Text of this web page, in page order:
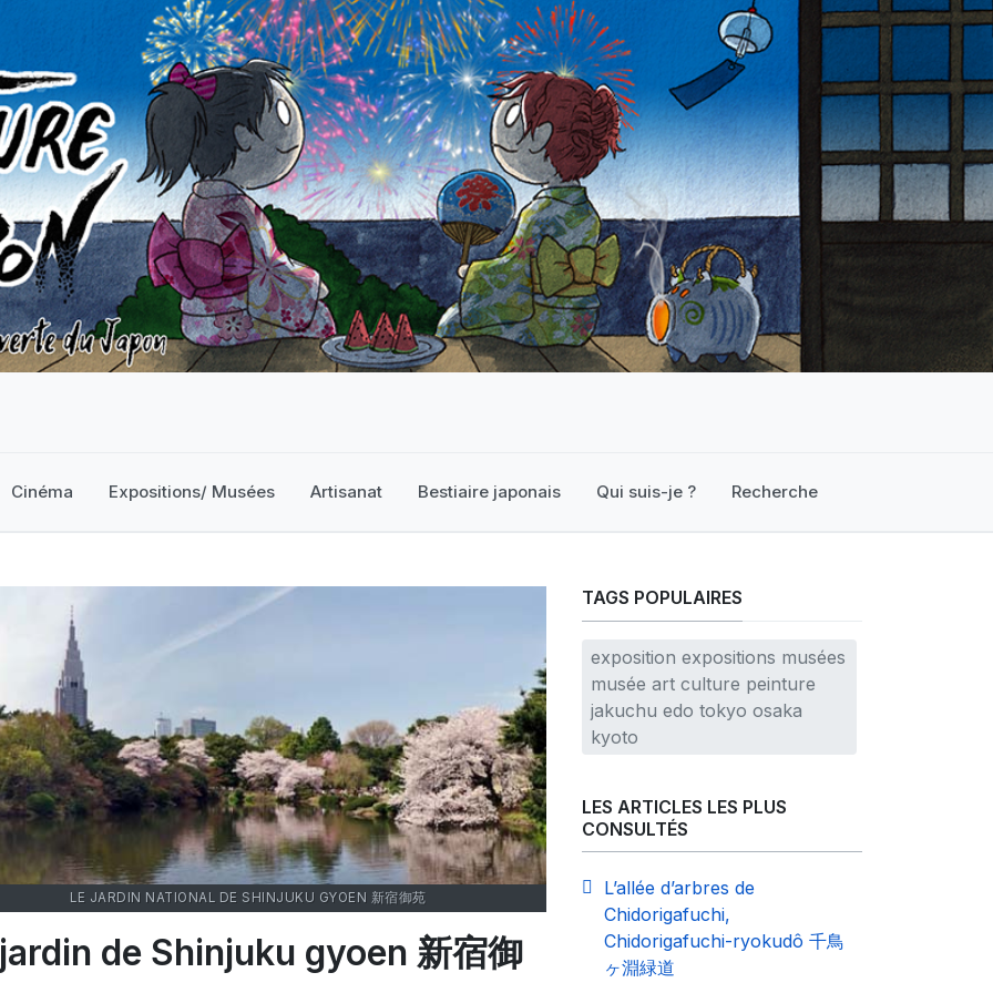
Cinéma Expositions/ Musées Artisanat Bestiaire japonais Qui suis-je ? Recherche
LE JARDIN NATIONAL DE SHINJUKU GYOEN 新宿御苑
de Shinjuku gyoen 新宿御
TAGS POPULAIRES
exposition expositions musées
musée art culture peinture
jakuchu edo tokyo osaka
kyoto
LES ARTICLES LES PLUS
CONSULTÉS
L’allée d’arbres de
Chidorigafuchi,
Chidorigafuchi-ryokudô 千鳥
ヶ淵緑道